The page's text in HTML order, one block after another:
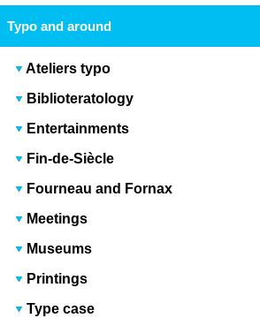
Typo and around
Ateliers typo
Biblioteratology
Entertainments
Fin-de-Siècle
Fourneau and Fornax
Meetings
Museums
Printings
Type case